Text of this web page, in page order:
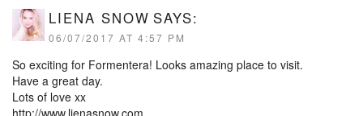
LIENA SNOW SAYS:
06/07/2017 AT 4:57 PM
So exciting for Formentera! Looks amazing place to visit.
Have a great day.
Lots of love xx
http://www.lienasnow.com